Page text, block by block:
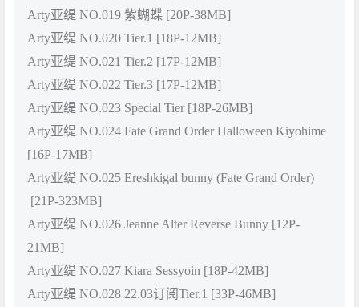
Arty亚缇 NO.019 紫蝴蝶 [20P-38MB]
Arty亚缇 NO.020 Tier.1 [18P-12MB]
Arty亚缇 NO.021 Tier.2 [17P-12MB]
Arty亚缇 NO.022 Tier.3 [17P-12MB]
Arty亚缇 NO.023 Special Tier [18P-26MB]
Arty亚缇 NO.024 Fate Grand Order Halloween Kiyohime
[16P-17MB]
Arty亚缇 NO.025 Ereshkigal bunny (Fate Grand Order)
[21P-323MB]
Arty亚缇 NO.026 Jeanne Alter Reverse Bunny [12P-
21MB]
Arty亚缇 NO.027 Kiara Sessyoin [18P-42MB]
Arty亚缇 NO.028 22.03订阅Tier.1 [33P-46MB]